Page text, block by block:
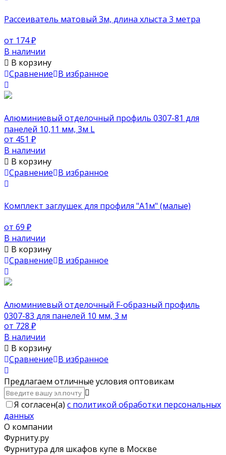
Рассеиватель матовый 3м, длина хлыста 3 метра
от 174₽
В наличии
В корзину
Сравнение В избранное
Алюминиевый отделочный профиль 0307-81 для
панелей 10,11 мм, 3м L
от 451 ₽
В наличии
В корзину
Сравнение В избранное
Комплект заглушек для профиля "А1м" (малые)
от 69 ₽
В наличии
В корзину
Сравнение В избранное
Алюминиевый отделочный F-образный профиль
0307-83 для панелей 10 мм, 3 м
от 728 ₽
В наличии
В корзину
Сравнение В избранное
Предлагаем отличные условия оптовикам
Я согласен(a) с политикой обработки персональных
данных
О компании
Фурниту.ру
Фурнитура для шкафов купе в Москве